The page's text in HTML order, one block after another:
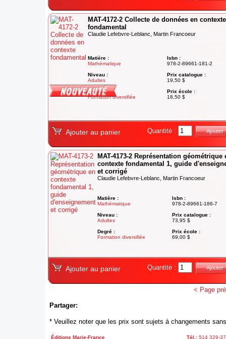
MAT-4172-2 Collecte de données en contexte
fondamental
Claudie Lefebvre-Leblanc, Martin Francoeur
Matière :
Mathématique
Niveau :
Adultes
Degré :
Formation diversifiée
Isbn :
978-2-89661-181-2
Prix catalogue :
19,50 $
Prix école :
18,50 $
Ajouter au panier Quantité : Ajouter
MAT-4173-2 Représentation géométrique
contexte fondamental 1, guide
et corrigé
Claudie Lefebvre-Leblanc, Martin Francoeur
Matière :
Mathématique
Niveau :
Adultes
Degré :
Formation diversifiée
Isbn :
978-2-89661-186-7
Prix catalogue :
73,95 $
Prix école :
69,00 $
Ajouter au panier Quantité : Ajouter
< Page
Partager:
* Veuillez noter que les prix sont sujets à changements
Éditions Marie-France Tél.: 514 329-